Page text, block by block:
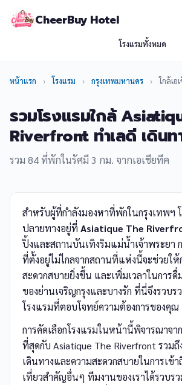
CheerBuy Hotel
โรงแรมทั้งหมด
หน้าแรก › โรงแรม › กรุงเทพมหานคร › ใกล้เอ
รวมโรงแรมใกล้
Riverfront ทำเลดี เดินท
รวม 84 ที่พักในรัศมี 3 กม. จากเอเชียทีค
สำหรับผู้ที่กำลังมองหาที่พักในกรุงเทพฯ
ปลายทางอยู่ที่ Asiatique The
ปิ้งและสถานบันเทิงริมแม่น้ำเจ้าพระยา ก
ที่ตั้งอยู่ไม่ไกลจากสถานที่แห่งนี้จะช่วยให้
สะดวกสบายยิ่งขึ้น และเพิ่มเวลาในการดื่
ของย่านเจริญกรุงและบางรัก ที่นี่จึงรวบร
โรงแรมที่ตอบโจทย์ความต้องการของคุณ
การคัดเลือกโรงแรมในหน้านี้พิจารณาจา
ที่สุดกับ Asiatique The Riverfront รวมถึ
เดินทางและความสะดวกสบายในการเข้
เที่ยวสำคัญอื่นๆ ทีมงานของเราได้รวบร